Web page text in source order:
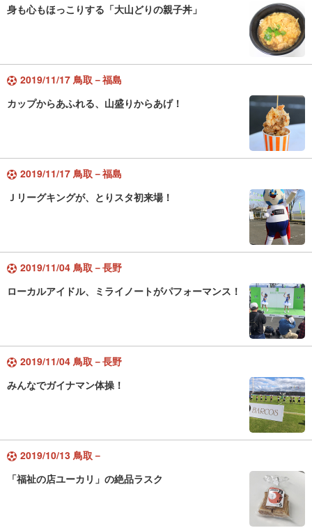
身も心もほっこりする「大山どりの親子丼」
2019/11/17 鳥取－福島
カップからあふれる、山盛りからあげ！
2019/11/17 鳥取－福島
Ｊリーグキングが、とりスタ初来場！
2019/11/04 鳥取－長野
ローカルアイドル、ミライノートがパフォーマンス！
2019/11/04 鳥取－長野
みんなでガイナマン体操！
2019/10/13 鳥取－
「福祉の店ユーカリ」の絶品ラスク